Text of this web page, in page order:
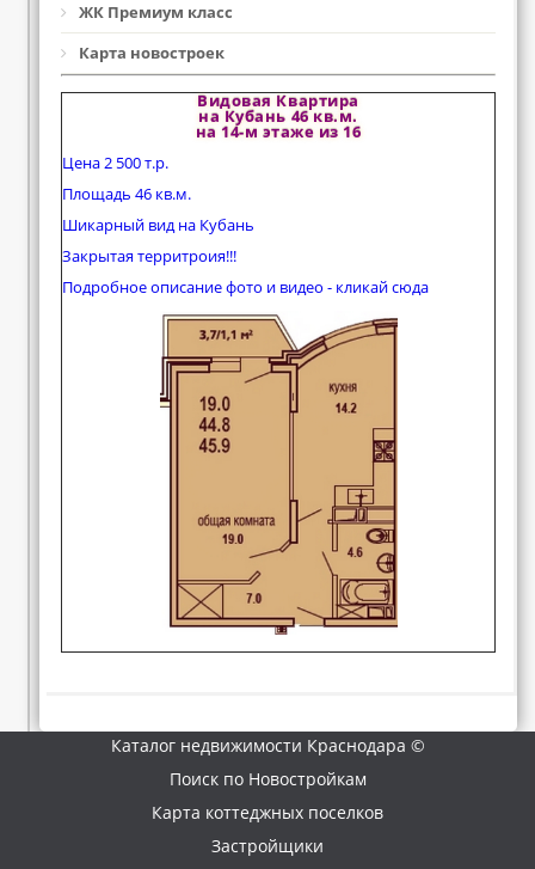
ЖК Премиум класс
Карта новостроек
Видовая Квартира
на Кубань 46 кв.м.
на 14-м этаже из 16
Цена 2 500 т.р.
Площадь 46 кв.м.
Шикарный вид на Кубань
Закрытая территроия!!!
Подробное описание фото и видео - кликай сюда
Каталог недвижимости Краснодара ©
Поиск по Новостройкам
Карта коттеджных поселков
Застройщики